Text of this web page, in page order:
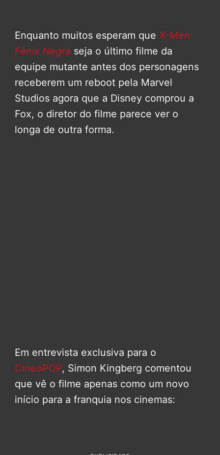
Enquanto muitos esperam que X-Men:
Fênix Negra seja o último filme da
equipe mutante antes dos personagens
receberem um reboot pela Marvel
Studios agora que a Disney comprou a
Fox, o diretor do filme parece ver o
longa de outra forma.
Em entrevista exclusiva para o
CineoPOP, Simon Kingberg comentou
que vê o filme apenas como um novo
início para a franquia nos cinemas: